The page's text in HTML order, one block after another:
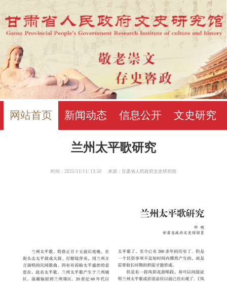
网站首页 新闻动态 信息公开 文史研究
兰州太平歌研究
时间：2025/11/11/ 13:50 来源：甘肃省人民政府文史研究馆